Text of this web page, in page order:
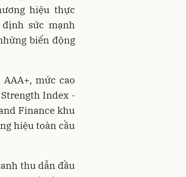
hiệu thực
sức mạnh
biến động
mức cao
Index -
Finance khu
hiệu toàn cầu
thu dẫn đầu